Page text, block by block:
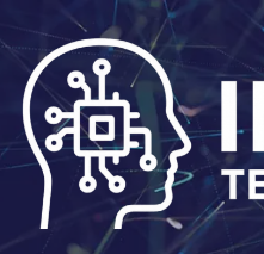
to
content